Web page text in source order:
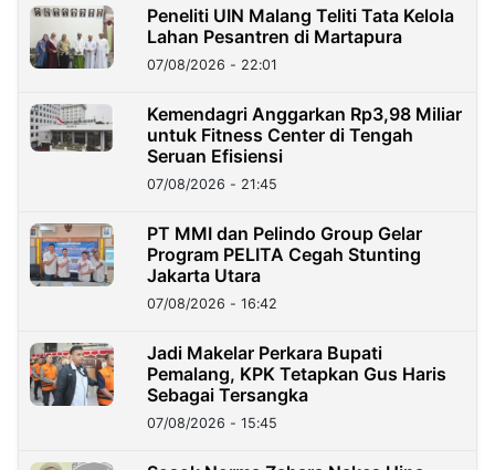
Peneliti UIN Malang Teliti Tata Kelola
Lahan Pesantren di Martapura
07/08/2026 - 22:01
Kemendagri Anggarkan Rp3,98 Miliar
untuk Fitness Center di Tengah
Seruan Efisiensi
07/08/2026 - 21:45
PT MMI dan Pelindo Group Gelar
Program PELITA Cegah Stunting
Jakarta Utara
07/08/2026 - 16:42
Jadi Makelar Perkara Bupati
Pemalang, KPK Tetapkan Gus Haris
Sebagai Tersangka
07/08/2026 - 15:45